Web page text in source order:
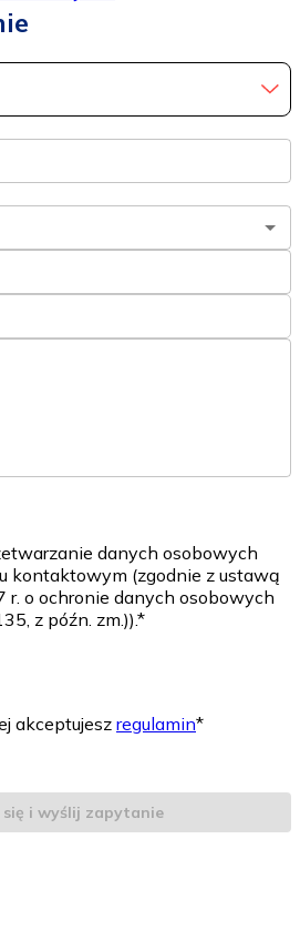
danych osobowych
kontaktowym (zgodnie z ustawą
r. o ochronie danych osobowych
z późn. zm.)).*
akceptujesz regulamin*
i wyślij zapytanie